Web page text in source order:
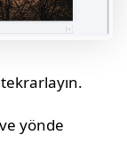
yönde